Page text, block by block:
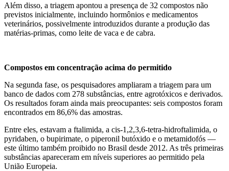
Além disso, a triagem apontou a presença de 32 compostos não
previstos inicialmente, incluindo hormônios e medicamentos
veterinários, possivelmente introduzidos durante a produção das
matérias-primas, como leite de vaca e de cabra.
Compostos em concentração acima do permitido
Na segunda fase, os pesquisadores ampliaram a triagem para um
banco de dados com 278 substâncias, entre agrotóxicos e derivados.
Os resultados foram ainda mais preocupantes: seis compostos foram
encontrados em 86,6% das amostras.
Entre eles, estavam a ftalimida, a cis-1,2,3,6-tetra-hidroftalimida, o
pyridaben, o bupirimate, o piperonil butóxido e o metamidofós —
este último também proibido no Brasil desde 2012. As três primeiras
substâncias apareceram em níveis superiores ao permitido pela
União Europeia.